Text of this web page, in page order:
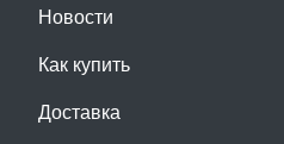
Новости
Как купить
Доставка